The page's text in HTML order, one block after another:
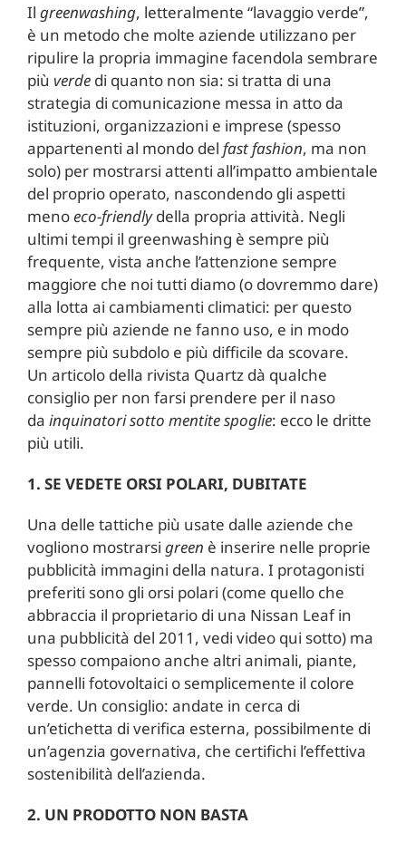
Il greenwashing, letteralmente “lavaggio verde”,
è un metodo che molte aziende utilizzano per
ripulire la propria immagine facendola sembrare
più verdedi quanto non sia: si tratta di una
strategia di comunicazione messa in atto da
istituzioni, organizzazioni e imprese (spesso
appartenenti al mondo del fast fashion, ma non
solo) per mostrarsi attenti all’impatto ambientale
del proprio operato, nascondendo gli aspetti
menoeco-friendlydella propria attività. Negli
ultimi tempi il greenwashing è sempre più
frequente, vista anche l’attenzione sempre
maggiore che noi tutti diamo (o dovremmo dare)
alla lotta ai cambiamenti climatici: per questo
sempre più aziende ne fanno uso, e in modo
sempre più subdolo e più difficile da scovare.
Un articolo della rivista Quartz dà qualche
consiglio per non farsi prendere per il naso
da inquinatori sotto mentite spoglie: ecco le dritte
più utili.
1. SE VEDETE ORSI POLARI, DUBITATE
Una delle tattiche più usate dalle aziende che
vogliono mostrarsi green è inserire nelle proprie
pubblicità immagini della natura. I protagonisti
preferiti sono gli orsi polari (come quello che
abbraccia il proprietario di una Nissan Leaf in
una pubblicità del 2011, vedi video qui sotto) ma
spesso compaiono anche altri animali, piante,
pannelli fotovoltaici o semplicemente il colore
verde. Un consiglio: andate in cerca di
un’etichetta di verifica esterna, possibilmente di
un’agenzia governativa, che certifichi l’effettiva
sostenibilità dell’azienda.
2. UN PRODOTTO NON BASTA